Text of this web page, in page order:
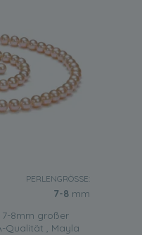
PERLENGRÖSSE:
7-8 mm
8mm großer
Qualität , Mayla